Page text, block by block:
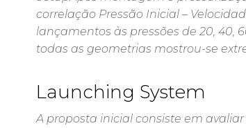
correlação Pressão Inicial –
lançamentos às pressões de 20, 40,
todas as geometrias mostrou-se
Launching System
A proposta inicial consiste em